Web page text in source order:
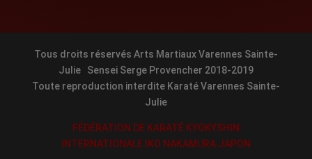
Tous droits réservés Arts Martiaux Varennes Sainte-
Julie Sensei Serge Provencher 2018-2019
Toute reproduction interdite Karaté Varennes Sainte-
Julie
FÉDÉRATION DE KARATÉ KYOKYSHIN
INTERNATIONALE IKO NAKAMURA JAPON